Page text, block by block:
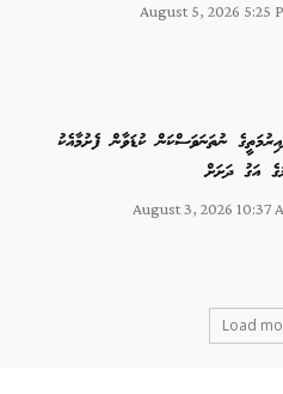
August 5, 2026 5:25
ނުތަނަވަސްކަން ކުޑަވާން ފެށުމާއެކު
އަގު ދަށަށް
August 3, 2026 10:37
Load